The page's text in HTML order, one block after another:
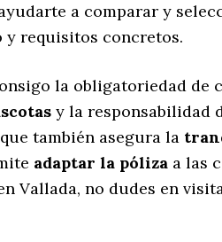
a comparar y
y requisitos concretos.
la obligatoriedad de
y la responsabilidad
también asegura la
adaptar la póliza a las
Vallada, no dudes en